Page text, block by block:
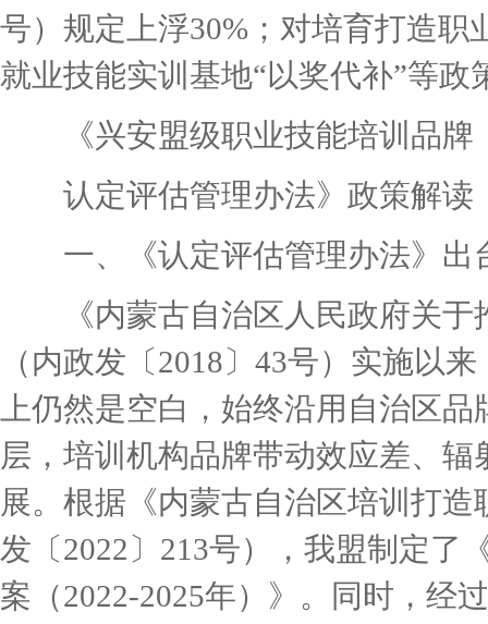
号）规定上浮30%；对培育打造
就业技能实训基地“以奖代补”等政
《兴安盟级职业技能培训品牌
认定评估管理办法》政策解读
一、《认定评估管理办法》出
《内蒙古自治区人民政府关于
（内政发〔2018〕43号）实施以
上仍然是空白，始终沿用自治区
层，培训机构品牌带动效应差、
展。根据《内蒙古自治区培训打
发〔2022〕213号），我盟制定了
案（2022-2025年）》。同时，经